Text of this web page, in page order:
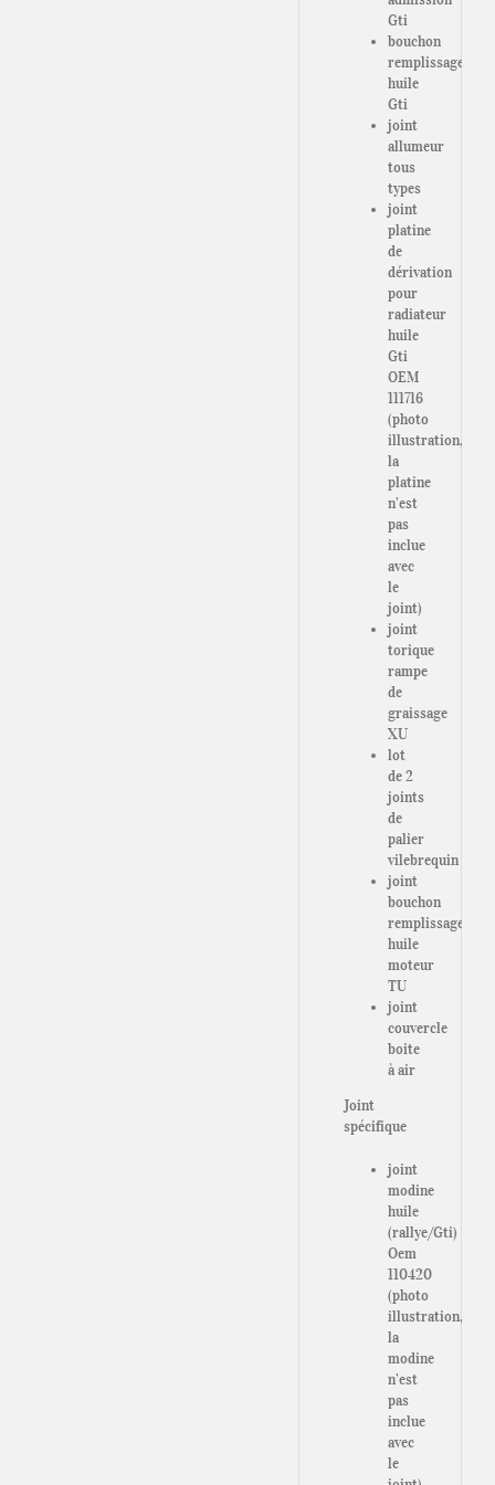
Gti
bouchon
remplissage
huile
Gti
joint
allumeur
tous
types
joint
platine
de
dérivation
pour
radiateur
huile
Gti
OEM
111716
(photo
illustration,
la
platine
n’est
pas
inclue
avec
le
joint)
joint
torique
rampe
de
graissage
XU
lot
de 2
joints
de
palier
vilebrequin
joint
bouchon
remplissage
huile
moteur
TU
joint
couvercle
boite
à air
Joint
spécifique
joint
modine
huile
(rallye/Gti)
Oem
110420
(photo
illustration,
la
modine
n’est
pas
inclue
avec
le